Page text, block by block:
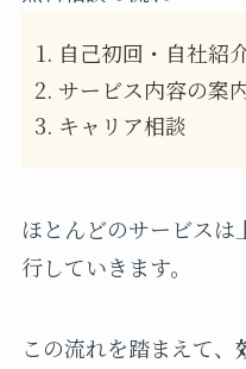
自己初回・自社紹
サービス内容の案
キャリア相談
ほとんどのサービス
行していきます。
この流れを踏まえて、